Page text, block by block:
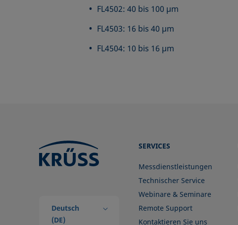
FL4502: 40 bis 100 µm
FL4503: 16 bis 40 µm
FL4504: 10 bis 16 µm
Deutsch
(DE)
SERVICES
Messdienstleistungen
Technischer Service
Webinare & Seminare
Remote Support
Kontaktieren Sie uns